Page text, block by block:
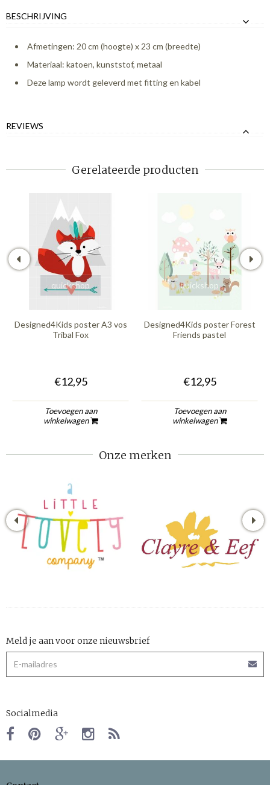
BESCHRIJVING
Afmetingen: 20 cm (hoogte) x 23 cm (breedte)
Materiaal: katoen, kunststof, metaal
Deze lamp wordt geleverd met fitting en kabel
REVIEWS
Gerelateerde producten
quickshop
Designed4Kids poster A3 vos
Tribal Fox
€12,95
Toevoegen aan
winkelwagen
quickshop
Designed4Kids poster Forest
Friends pastel
€12,95
Toevoegen aan
winkelwagen
Onze merken
Meld je aan voor onze nieuwsbrief
Socialmedia